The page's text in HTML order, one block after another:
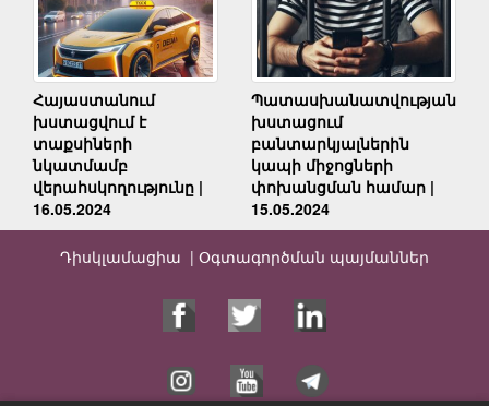
Հայաստանում
խստացվում է
տաքսիների
նկատմամբ
վերահսկողությունը |
16.05.2024
Պատասխանատվության
խստացում
բանտարկյալներին
կապի միջոցների
փոխանցման համար |
15.05.2024
Դիսկլամացիա | Օգտագործման պայմաններ